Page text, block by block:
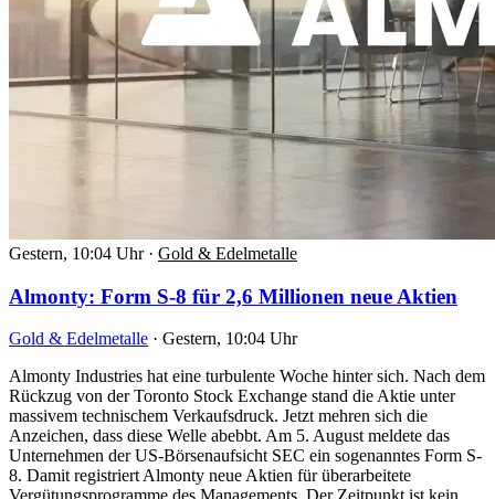
Gestern, 10:04 Uhr · Gold & Edelmetalle
Almonty: Form S-8 für 2,6 Millionen neue Aktien
Gold & Edelmetalle · Gestern, 10:04 Uhr
Almonty Industries hat eine turbulente Woche hinter sich. Nach dem
Rückzug von der Toronto Stock Exchange stand die Aktie unter
massivem technischem Verkaufsdruck. Jetzt mehren sich die
Anzeichen, dass diese Welle abebbt. Am 5. August meldete das
Unternehmen der US-Börsenaufsicht SEC ein sogenanntes Form S-
8. Damit registriert Almonty neue Aktien für überarbeitete